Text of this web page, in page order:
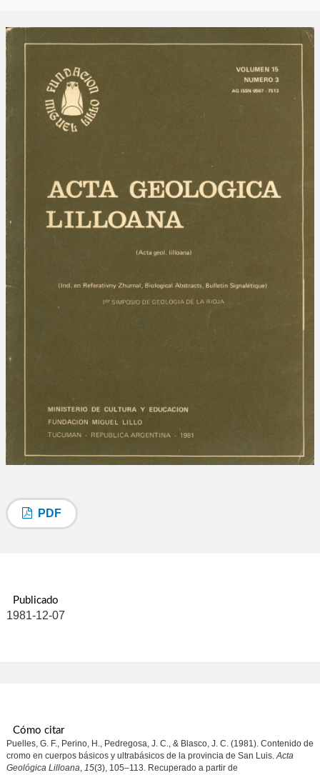
PDF
Publicado
1981-12-07
Cómo citar
Puelles, G. F., Perino, H., Pedregosa, J. C., & Blasco, J. C. (1981). Contenido de
cromo en cuerpos básicos y ultrabásicos de la provincia de San Luis.Acta
Geológica Lilloana, 15(3), 105–113. Recuperado a partir de